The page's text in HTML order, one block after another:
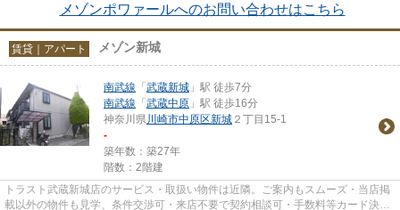
メゾンポワァールへのお問い合わせはこちら
賃貸｜アパート メゾン新城
南武線 「武蔵新城 」駅 徒歩7分
南武線 「武蔵中原 」駅 徒歩16分
神奈川県川崎市中原区新城 ２丁目15-1
-
築年数：築27年
階数：2階建
トラスト武蔵新城店のサービス・取扱い物件は近隣。ご案内もスムーズ・当店掲
載以外の物件も見学、条件交渉可・来店不要で契約相談可・手数料等カード決済